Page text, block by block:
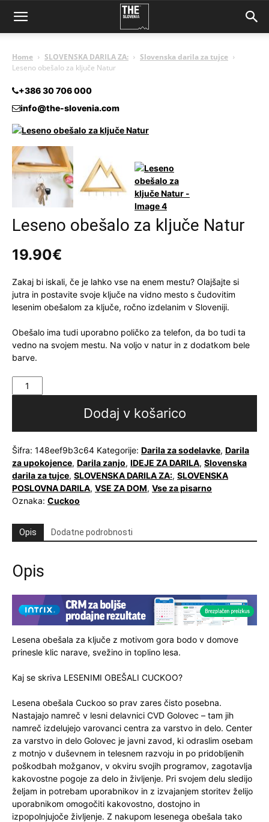
Home SLOVENSKA DARILA ZA:
Slovenska darila za tujce
Leseno obešalo za ključe Natur
+386 30 706 000
info@the-slovenia.com
Leseno obešalo za ključe Natur
19.90€
Zakaj bi iskali, če je lahko vse na enem mestu? Olajšajte si
jutra in postavite svoje ključe na vidno mesto s čudovitim
lesenim obešalom za ključe, ročno izdelanim v Sloveniji.
Obešalo ima tudi uporabno poličko za telefon, da bo tudi ta
vedno na svojem mestu. Na voljo v natur in z dodatkom bele
barve.
Leseno
obešalo
Natur
količina
Dodaj v košarico
Šifra: 148eef9b3c64 Kategorije: Darila za sodelavke, Darila
za upokojence, Darila zanjo, IDEJE ZA DARILA, Slovenska
darila za tujce, SLOVENSKA DARILA ZA:, SLOVENSKA
POSLOVNA DARILA, VSE ZA DOM, Vse za pisarno
Oznaka: Cuckoo
Opis Dodatne podrobnosti
Opis
Lesena obešala za ključe z motivom gora bodo v domove
prinesle klic narave, svežino in toplino lesa.
Kaj se skriva LESENIMI OBEŠALI CUCKOO?
Lesena obešala Cuckoo so prav zares čisto posebna.
Nastajajo namreč v lesni delavnici CVD Golovec – tam jih
namreč izdelujejo varovanci centra za varstvo in delo. Center
za varstvo in delo Golovec je javni zavod, ki odraslim osebam
z motnjo v duševnem in telesnem razvoju in po pridobljenih
poškodbah možganov, v okviru svojih programov, zagotavlja
kakovostne pogoje za delo in življenje. Pri svojem delu sledijo
željam in potrebam uporabnikov in z izvajanjem storitev želijo
uporabnikom omogočiti kakovostno, dostojno in
izpopolnjujoče življenje. Z nakupom lesenega obešala tako